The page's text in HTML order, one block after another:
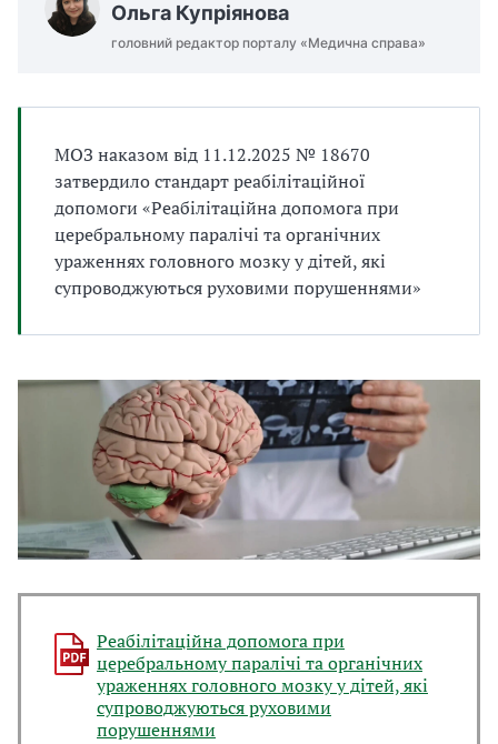
Ольга Купріянова
головний редактор порталу «Медична справа»
МОЗ наказом від 11.12.2025 № 18670
затвердило стандарт реабілітаційної
допомоги «Реабілітаційна допомога при
церебральному паралічі та органічних
ураженнях головного мозку у дітей, які
супроводжуються руховими порушеннями»
Реабілітаційна допомога при
церебральному паралічі та органічних
ураженнях головного мозку у дітей, які
супроводжуються руховими
порушеннями